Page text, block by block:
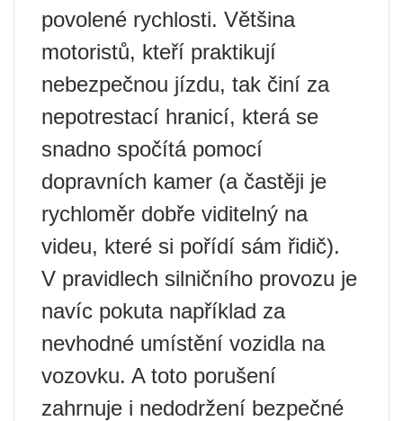
povolené rychlosti. Většina
motoristů, kteří praktikují
nebezpečnou jízdu, tak činí za
nepotrestací hranicí, která se
snadno spočítá pomocí
dopravních kamer (a častěji je
rychloměr dobře viditelný na
videu, které si pořídí sám řidič).
V pravidlech silničního provozu je
navíc pokuta například za
nevhodné umístění vozidla na
vozovku. A toto porušení
zahrnuje i nedodržení bezpečné